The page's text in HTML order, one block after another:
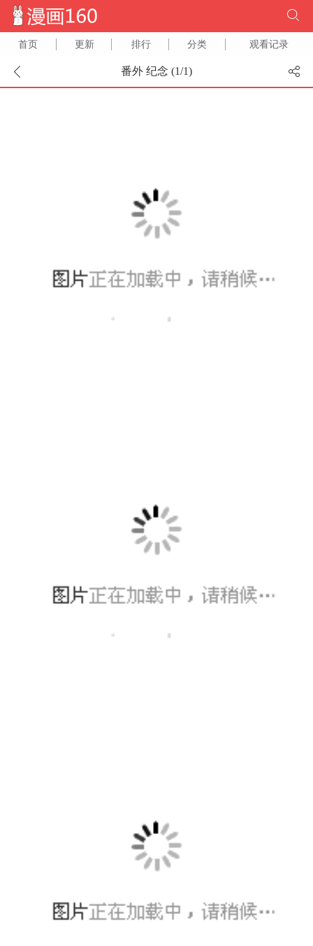
首页 更新 排行 分类 观看记录
番外 纪念 (1/1)